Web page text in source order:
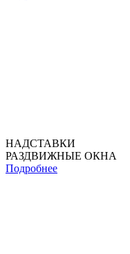
НАДСТАВКИ
РАЗДВИЖНЫЕ ОКНА
Подробнее